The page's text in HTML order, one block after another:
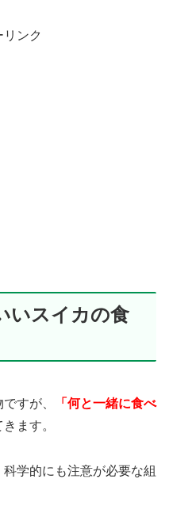
リンク
いスイカの食
すが、
「何と一緒に食べ
ます。
学的にも注意が必要な組